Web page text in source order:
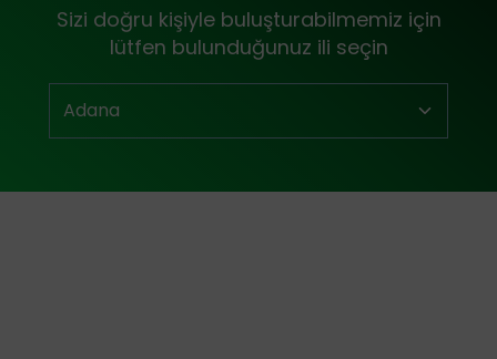
Sizi doğru kişiyle buluşturabilmemiz için
lütfen bulunduğunuz ili seçin